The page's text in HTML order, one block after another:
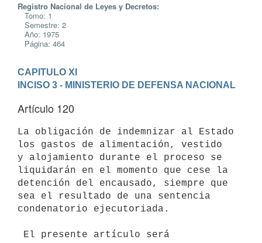
Registro Nacional de Leyes y Decretos:
Tomo: 1
Semestre: 2
Año: 1975
Página: 464
CAPITULO XI
INCISO 3 - MINISTERIO DE DEFENSA NACIONAL
Artículo 120
La obligación de indemnizar al Estado
los gastos de alimentación, vestido
y alojamiento durante el proceso se
liquidarán en el momento que cese la
detención del encausado, siempre que
sea el resultado de una sentencia
condenatorio ejecutoriada.